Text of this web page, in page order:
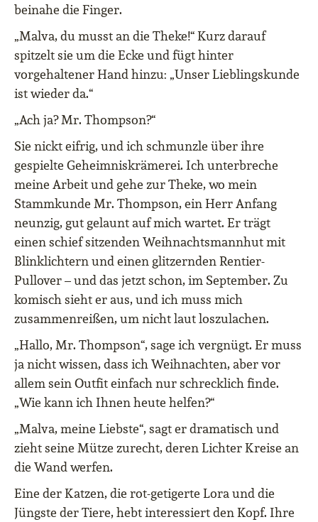
beinahe die Finger.
„Malva, du musst an die Theke!“ Kurz darauf
spitzelt sie um die Ecke und fügt hinter
vorgehaltener Hand hinzu: „Unser Lieblingskunde
ist wieder da.“
„Ach ja? Mr. Thompson?“
Sie nickt eifrig, und ich schmunzle über ihre
gespielte Geheimniskrämerei. Ich unterbreche
meine Arbeit und gehe zur Theke, wo mein
Stammkunde Mr. Thompson, ein Herr Anfang
neunzig, gut gelaunt auf mich wartet. Er trägt
einen schief sitzenden Weihnachtsmannhut mit
Blinklichtern und einen glitzernden Rentier-
Pullover – und das jetzt schon, im September. Zu
komisch sieht er aus, und ich muss mich
zusammenreißen, um nicht laut loszulachen.
„Hallo, Mr. Thompson“, sage ich vergnügt. Er muss
ja nicht wissen, dass ich Weihnachten, aber vor
allem sein Outfit einfach nur schrecklich finde.
„Wie kann ich Ihnen heute helfen?“
„Malva, meine Liebste“, sagt er dramatisch und
zieht seine Mütze zurecht, deren Lichter Kreise an
die Wand werfen.
Eine der Katzen, die rot-getigerte Lora und die
Jüngste der Tiere, hebt interessiert den Kopf. Ihre